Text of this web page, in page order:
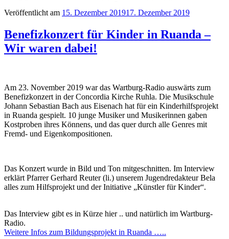
Veröffentlicht am 15. Dezember 201917. Dezember 2019
Benefizkonzert für Kinder in Ruanda –
Wir waren dabei!
Am 23. November 2019 war das Wartburg-Radio auswärts zum
Benefizkonzert in der Concordia Kirche Ruhla. Die Musikschule
Johann Sebastian Bach aus Eisenach hat für ein Kinderhilfsprojekt
in Ruanda gespielt. 10 junge Musiker und Musikerinnen gaben
Kostproben ihres Könnens, und das quer durch alle Genres mit
Fremd- und Eigenkompositionen.
Das Konzert wurde in Bild und Ton mitgeschnitten. Im Interview
erklärt Pfarrer Gerhard Reuter (li.) unserem Jugendredakteur Bela
alles zum Hilfsprojekt und der Initiative „Künstler für Kinder“.
Das Interview gibt es in Kürze hier .. und natürlich im Wartburg-
Radio.
Weitere Infos zum Bildungsprojekt in Ruanda …..